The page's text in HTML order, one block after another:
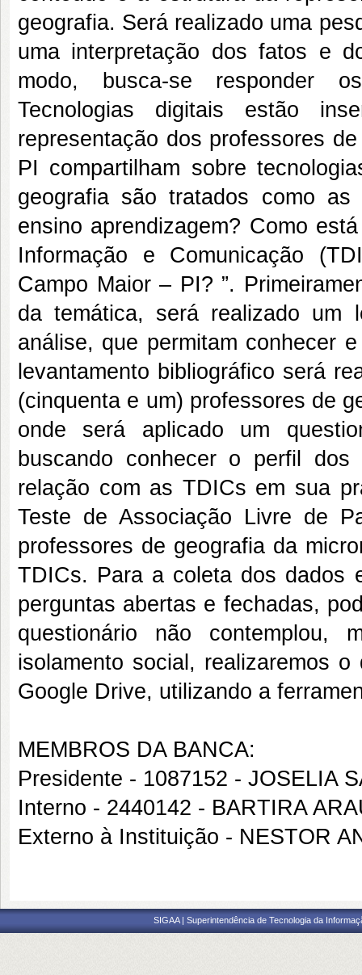
geografia. Será realizado uma
uma interpretação dos fatos e
modo, busca-se responder
Tecnologias digitais estão
representação dos professores
PI compartilham sobre
geografia são tratados como
ensino aprendizagem? Como
Informação e Comunicação
Campo Maior – PI? ”.
da temática, será realizado um
análise, que permitam conhecer
levantamento bibliográfico será
(cinquenta e um) professores de
onde será aplicado um
buscando conhecer o perfil
relação com as TDICs em sua
Teste de Associação Livre de
professores de geografia da
TDICs. Para a coleta dos dados
perguntas abertas e fechadas,
questionário não
isolamento social, realizaremos
Google Drive, utilizando a
MEMBROS DA BANCA:
Presidente - 1087152 - JOSELIA
Interno - 2440142 - BARTIRA
Externo à Instituição - NESTOR
SIGAA | Superintendência de Tecnologia da